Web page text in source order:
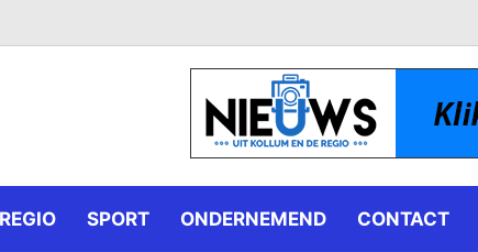
SPORT ONDERNEMEND CONTACT